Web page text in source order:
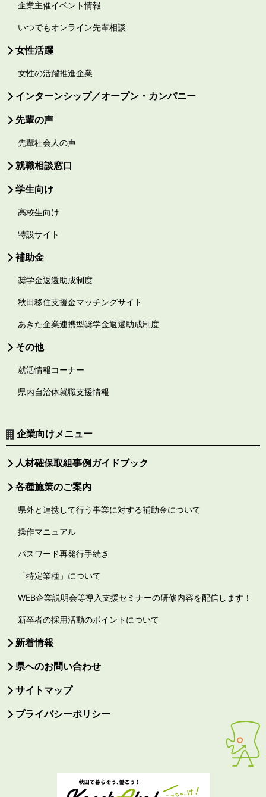
企業主催イベント情報
いつでもオンライン先輩相談
女性活躍
女性の活躍推進企業
インターンシップ／オープン・カンパニー
先輩の声
先輩社会人の声
就職相談窓口
学生向け
高校生向け
特設サイト
補助金
奨学金返還助成制度
秋田移住支援金マッチングサイト
あきた企業連携型奨学金返還助成制度
その他
就活情報コーナー
県内自治体就職支援情報
企業向けメニュー
人材確保取組事例ガイドブック
各種施策のご案内
県外と連携して行う事業に対する補助金について
操作マニュアル
パスワード再発行手続き
「特定業種」について
WEB企業説明会等導入支援セミナーの研修内容を配信します！
新卒者の採用活動のポイントについて
新着情報
県へのお問い合わせ
サイトマップ
プライバシーポリシー